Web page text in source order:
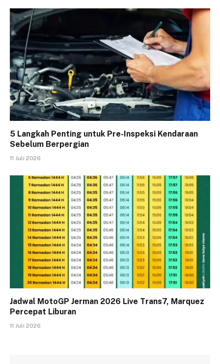
5 Langkah Penting untuk Pre-Inspeksi Kendaraan
Sebelum Berpergian
11 Juli 2026
Jadwal MotoGP Jerman 2026 Live Trans7, Marquez
Percepat Liburan
11 Juli 2026